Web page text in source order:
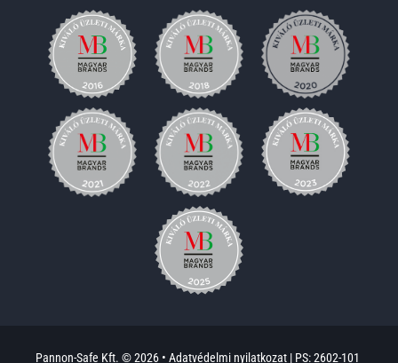
Pannon-Safe Kft. © 2026 • Adatvédelmi nyilatkozat | PS: 2602-101